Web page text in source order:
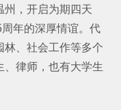
州，开启为期四天
周年的深厚情谊。代
林、社会工作等多个
、律师，也有大学生